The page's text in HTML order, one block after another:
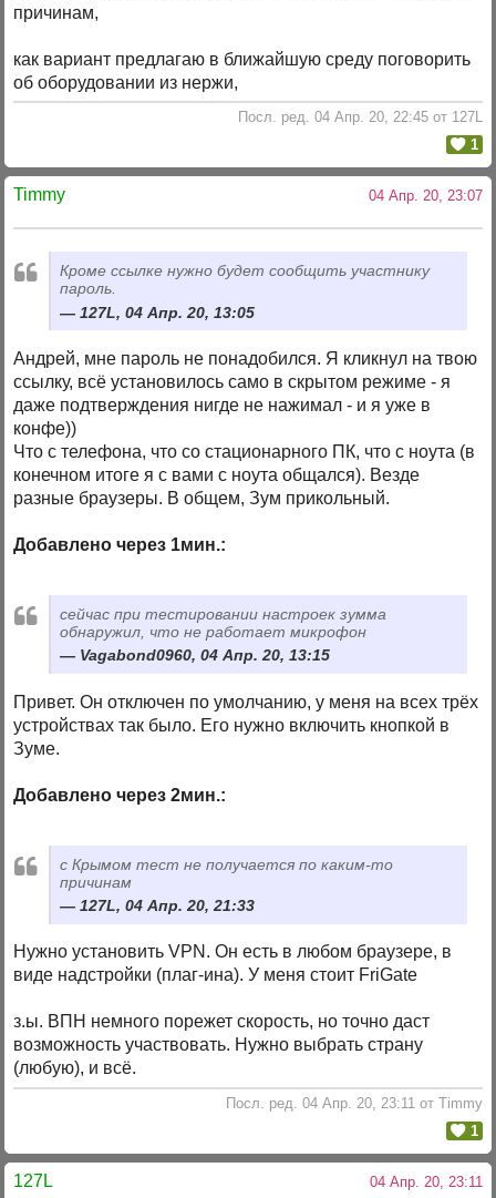
причинам,
как вариант предлагаю в ближайшую среду поговорить
об оборудовании из нержи,
Посл. ред. 04 Апр. 20, 22:45 от 127L
1
Timmy 04 Апр. 20, 23:07
Кроме ссылке нужно будет сообщить участнику
пароль.
127L, 04 Апр. 20, 13:05
Андрей, мне пароль не понадобился. Я кликнул на твою
ссылку, всё установилось само в скрытом режиме - я
даже подтверждения нигде не нажимал - и я уже в
конфе))
Что с телефона, что со стационарного ПК, что с ноута (в
конечном итоге я с вами с ноута общался). Везде
разные браузеры. В общем, Зум прикольный.
Добавлено через 1мин.:
сейчас при тестировании настроек зумма
обнаружил, что не работает микрофон
Vagabond0960, 04 Апр. 20, 13:15
Привет. Он отключен по умолчанию, у меня на всех трёх
устройствах так было. Его нужно включить кнопкой в
Зуме.
Добавлено через 2мин.:
с Крымом тест не получается по каким-то
причинам
127L, 04 Апр. 20, 21:33
Нужно установить VPN. Он есть в любом браузере, в
виде надстройки (плаг-ина). У меня стоит FriGate
з.ы. ВПН немного порежет скорость, но точно даст
возможность участвовать. Нужно выбрать страну
(любую), и всё.
Посл. ред. 04 Апр. 20, 23:11 от Timmy
1
127L 04 Апр. 20, 23:11